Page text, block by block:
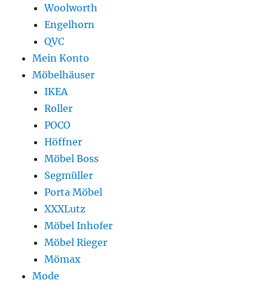
Woolworth
Engelhorn
QVC
Mein Konto
Möbelhäuser
IKEA
Roller
POCO
Höffner
Möbel Boss
Segmüller
Porta Möbel
XXXLutz
Möbel Inhofer
Möbel Rieger
Mömax
Mode